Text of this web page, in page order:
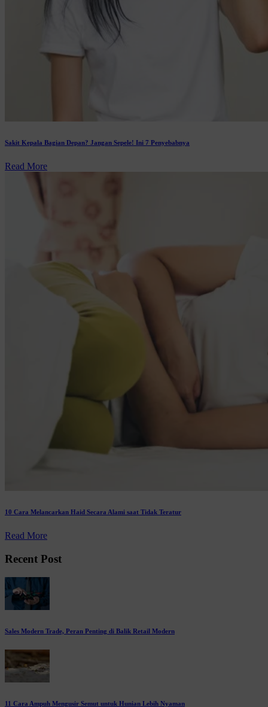
Sakit Kepala Bagian Depan? Jangan Sepele! Ini 7 Penyebabnya
Read More
10 Cara Melancarkan Haid Secara Alami saat Tidak Teratur
Read More
Recent Post
Sales Modern Trade, Peran Penting di Balik Retail Modern
11 Cara Ampuh Mengusir Semut untuk Hunian Lebih Nyaman